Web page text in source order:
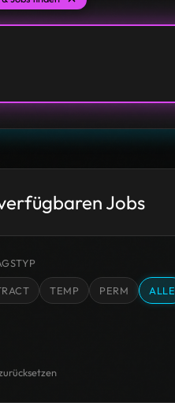
Jobs
TEMP PERM ALLE